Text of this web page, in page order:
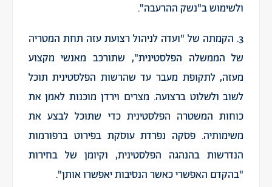
ולשימוש ב"נשק ההרעבה".
3. הקמתה של "ועדה לניהול רצועת עזה תחת המטריה
של הממשלה הפלסטינית", שתורכב מאנשי מקצוע
מעזה, לתקופת מעבר עד שהרשות הפלסטינית תוכל
לשוב ולשלוט ברצועה. מצרים וירדן מוכנות לאמן את
כוחות המשטרה הפלסטינית כדי שתוכל לבצע את
משימותיה. פסקה נפרדת עוסקת בפירוט ברפורמות
הנדרשות בהנהגה הפלסטינית, וקיומן של בחירות
"בהקדם האפשרי כאשר הנסיבות יאפשרו אותן".